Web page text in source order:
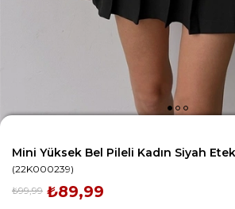
Mini Yüksek Bel Pileli Kadın Siyah
(22K000239)
₺99,99 ₺89,99